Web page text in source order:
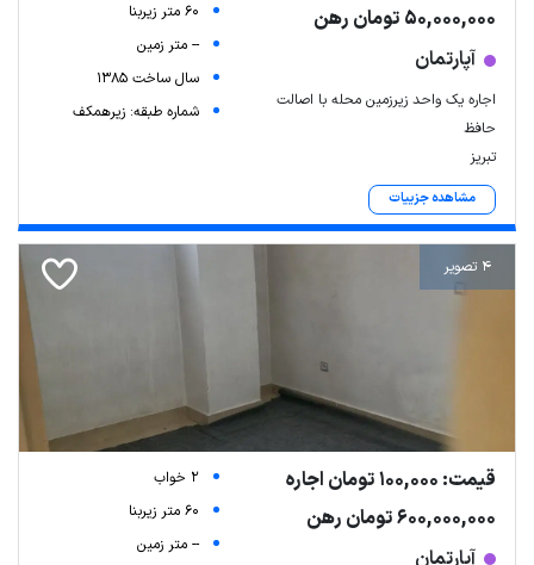
50,000,000 تومان رهن
آپارتمان
اجاره یک واحد زیرزمین محله با اصالت
حافظ
تبریز
مشاهده جزییات
60 متر زیربنا
-- متر زمین
سال ساخت 1385
شماره طبقه: زیرهمکف
4 تصویر
قیمت: 100,000 تومان اجاره
600,000,000 تومان رهن
آپارتمان
2 خواب
60 متر زیربنا
-- متر زمین